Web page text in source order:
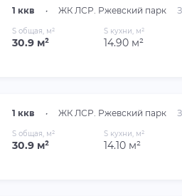
1 ккв • ЖК ЛСР. Ржевский парк
S общая, м²
30.9 м²
S кухни, м²
14.90 м²
1 ккв • ЖК ЛСР. Ржевский парк
S общая, м²
30.9 м²
S кухни, м²
14.10 м²